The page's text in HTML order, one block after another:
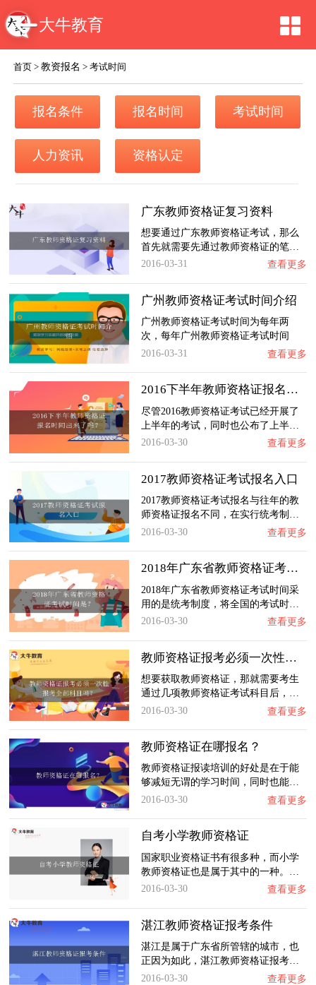
大牛教育
首页 >教资报名 >考试时间
报名条件 报名时间 考试时间
人力资讯 资格认定
广东教师资格证复习资料
想要通过广东教师资格证考试，那么
首先就需要先通过教师资格证的笔…
2016-03-31
查看更多
广州教师资格证考试时间介绍
广州教师资格证考试时间为每年两
次，每年广州教师资格证考试时间
都…
2016-03-31 查看更多
2016下半年教师资格证报名时间出来了吗？
尽管2016教师资格证考试已经开展了
上半年的考试，同时也公布了上半…
2016-03-30
查看更多
2017教师资格证考试报名入口
2017教师资格证考试报名与往年的教
师资格证报名不同，在实行统考制…
2016-03-30
查看更多
2018年广东省教师资格证考试时间是？
2018年广东省教师资格证考试时间采
用的是统考制度，将全国的考试时…
2016-03-30
查看更多
教师资格证报考必须一次性报考全部科目吗？
想要获取教师资格证，那就需要考生
通过几项教师资格证考试科目后，…
2016-03-30
查看更多
教师资格证在哪报名？
教师资格证报读培训的好处是在于能
够减短无谓的学习时间，同时也能…
2016-03-30
查看更多
自考小学教师资格证
国家职业资格证书有很多种，而小学
教师资格证也是属于其中的一种。…
2016-03-30
查看更多
湛江教师资格证报考条件
湛江是属于广东省所管辖的城市，也
正因为如此，湛江教师资格证报考…
2016-03-30
查看更多